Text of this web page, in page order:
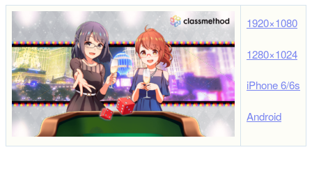
1920×1080
1280×1024
iPhone 6/6s
Android